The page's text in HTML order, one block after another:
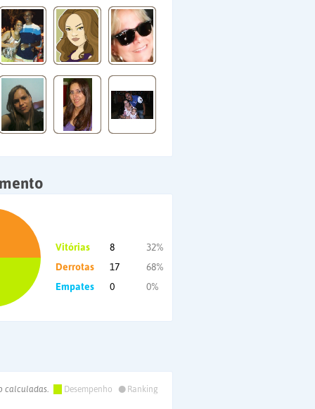
Vitórias 8
32%
Derrotas
17
68%
Empates
0 0%
calculadas. Desempenho •
Ranking